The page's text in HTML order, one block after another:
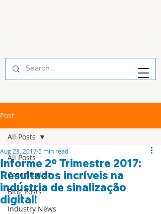
Post
All Posts
Case Studies
Blog Posts
Industry News
All Posts
Informe 2º Trimestre 2017:
Resultados incríveis na
indústria de sinalização
digital!
Aug 23, 20175 min read